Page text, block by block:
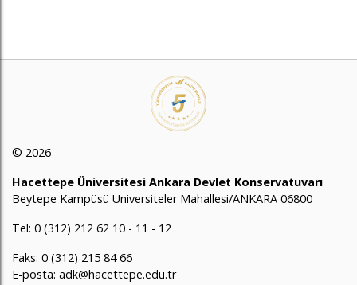
© 2026
Hacettepe Üniversitesi Ankara Devlet Konservatuvarı
Beytepe Kampüsü Üniversiteler Mahallesi/ANKARA 06800
Tel: 0 (312) 212 62 10 - 11 - 12
Faks: 0 (312) 215 84 66
E-posta: adk@hacettepe.edu.tr